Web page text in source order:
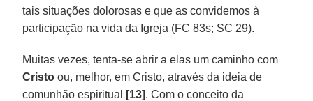
tais situações dolorosas e que as convidemos à
participação na vida da Igreja (FC 83s; SC 29).
Muitas vezes, tenta-se abrir a elas um caminho com
Cristo ou, melhor, em Cristo, através da ideia de
comunhão espiritual
[13]. Com o conceito da